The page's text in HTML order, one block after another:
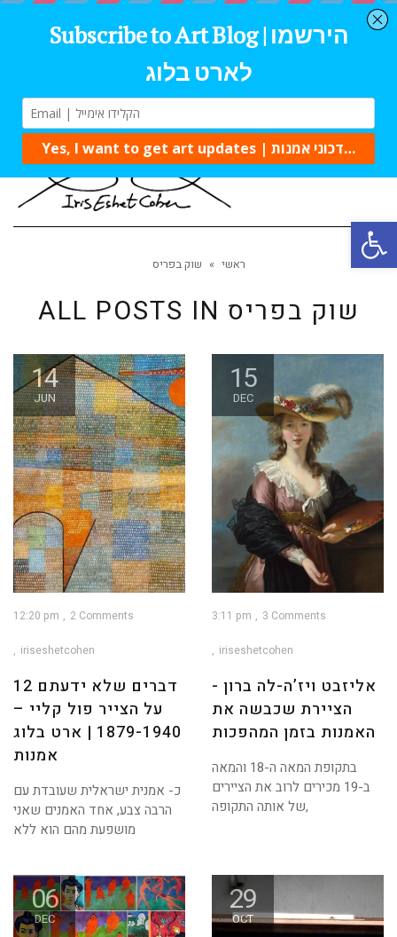
ראשי » שוק בפריס
ALL POSTS IN שוק בפריס
14
JUN
12:20 pm 2 Comments
iriseshetcohen
12 דברים שלא ידעתם
על הצייר פול קליי –
1879-1940 | ארט בלוג
אמנות
כ- אמנית ישראלית שעובדת עם
הרבה צבע, אחד האמנים שאני
מושפעת מהם הוא ללא
15
DEC
3:11 pm 3 Comments
iriseshetcohen
אליזבט ויז’ה-לה ברון -
הציירת שכבשה את
האמנות בזמן המהפכות
בתקופת המאה ה-18 והמאה
ב-19 מכירים לרוב את הציירים
של אותה התקופה,
06
DEC 29
OCT